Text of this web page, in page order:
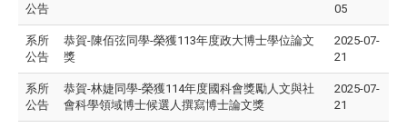
公告
05
系所
公告
恭賀-陳佰弦同學-榮獲113年度政大博士學位論文
獎
2025-07-
21
系所
公告
恭賀-林婕同學-榮獲114年度國科會獎勵人文與社
會科學領域博士候選人撰寫博士論文獎
2025-07-
21